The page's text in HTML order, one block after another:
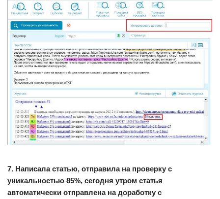
7. Написала статью, отправила на проверку с
уникальностью 85%, сегодня утром статья
автоматически отправлена на доработку с